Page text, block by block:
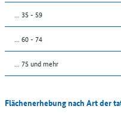
... 35 - 59
... 60 - 74
... 75 und mehr
Flächenerhebung nach Art der